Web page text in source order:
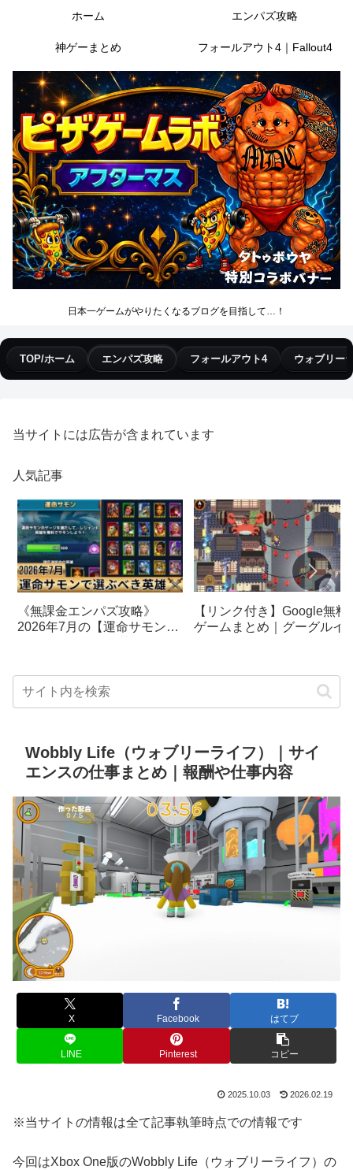
日本一ゲームがやりたくなるブログを目指して…！
ホーム エンパズ攻略
神ゲーまとめ フォールアウト4｜Fallout4
TOP/ホーム エンパズ攻略 フォールアウト4 ウォブリー
当サイトには広告が含まれています
人気記事
《無課金エンパズ攻略》
2026年7月の【運命サモン】
【リンク付き】Google無料
ゲームまとめ｜グーグルイ
クetc…
Wobbly Life（ウォブリーライフ）｜サイ
エンスの仕事まとめ｜報酬や仕事内容
X Facebook はてブ
LINE Pinterest コピー
2025.10.03 2026.02.19
※当サイトの情報は全て記事執筆時点での情報です
今回はXbox One版のWobbly Life（ウォブリーライフ）の